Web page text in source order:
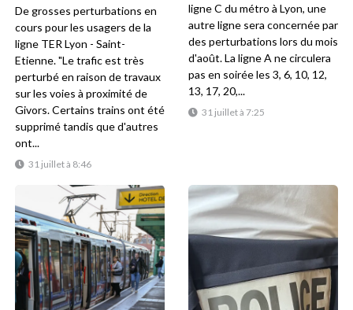
31 juillet à 8:46
De grosses perturbations en
cours pour les usagers de la
ligne TER Lyon - Saint-
Etienne. "Le trafic est très
perturbé en raison de travaux
sur les voies à proximité de
Givors. Certains trains ont été
supprimé tandis que d'autres
ont...
31 juillet à 7:25
ligne C du métro à Lyon, une
autre ligne sera concernée par
des perturbations lors du mois
d'août. La ligne A ne circulera
pas en soirée les 3, 6, 10, 12,
13, 17, 20,...